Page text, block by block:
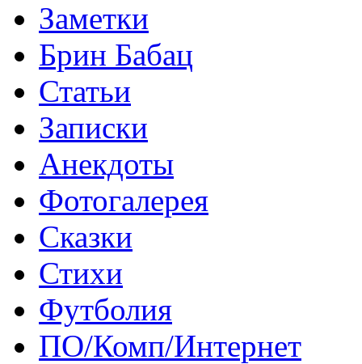
Заметки
Брин Бабац
Статьи
Записки
Анекдоты
Фотогалерея
Сказки
Стихи
Футболия
ПО/Комп/Интернет